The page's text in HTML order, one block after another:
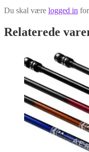
Du skal være logged in
Relaterede